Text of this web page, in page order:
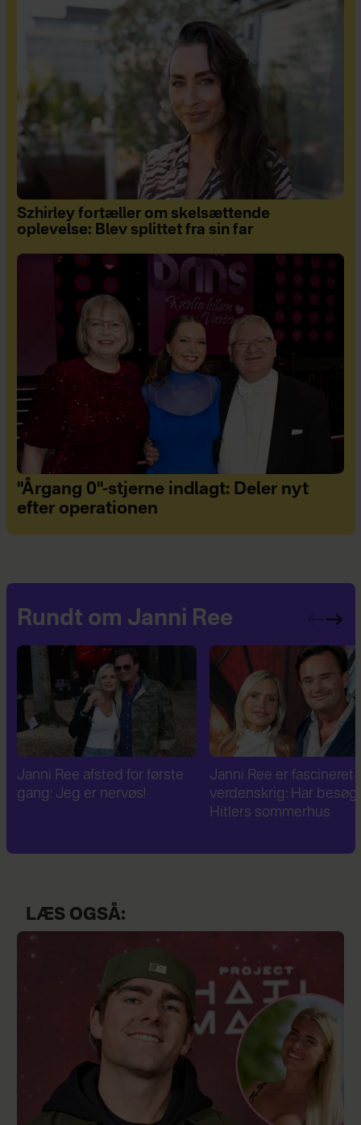
Szhirley fortæller om skelsættende
oplevelse: Blev splittet fra sin far
"Årgang 0"-stjerne indlagt: Deler nyt
efter operationen
Rundt om Janni Ree
Janni Ree er fascineret af 2.
verdenskrig: Har besøgt
Janni Ree bryder
tavsheden: "Det er
fuldstændig absurd"
LÆS OGSÅ: